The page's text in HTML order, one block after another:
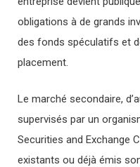
obligations à de grands
des fonds spéculatifs et
placement.
Le marché secondaire,
supervisés par un
Securities and Exchange
existants ou déjà émis